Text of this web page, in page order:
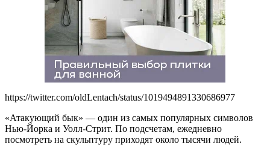
https://twitter.com/oldLentach/status/1019494891330686977
«Атакующий бык» — один из самых популярных символов
Нью-Йорка и Уолл-Стрит. По подсчетам, ежедневно
посмотреть на скульптуру приходят около тысячи людей.